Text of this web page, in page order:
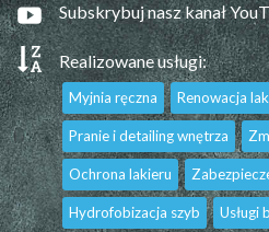
Subskrybuj nasz kanał
Realizowane usługi:
Myjnia ręczna Renowacja
Pranie i detailing wnętrza
Ochrona lakieru
Hydrofobizacja szyb Usługi